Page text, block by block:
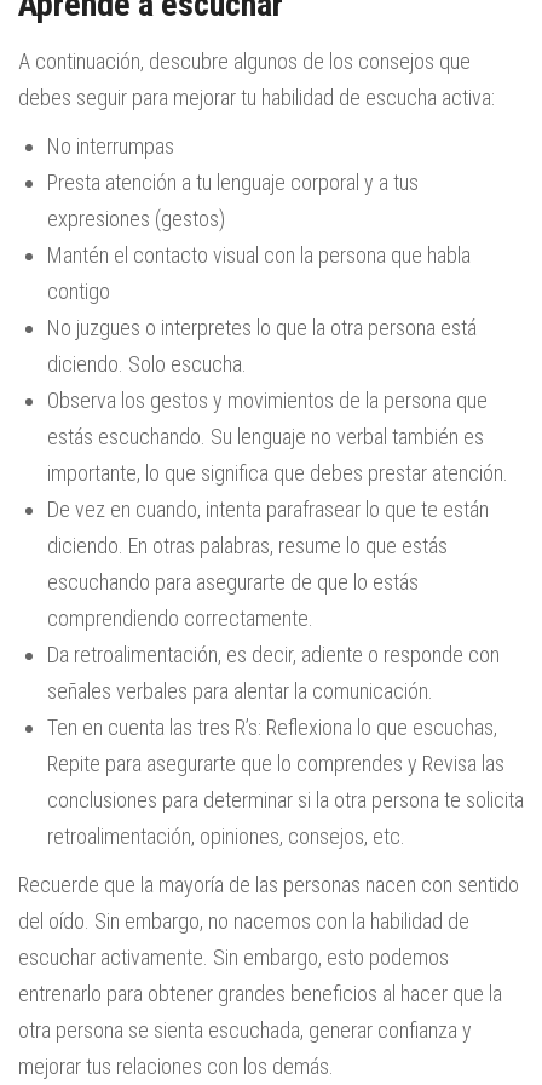
A continuación, descubre algunos de los consejos que
debes seguir para mejorar tu habilidad de escucha activa:
No interrumpas
Presta atención a tu lenguaje corporal y a tus
expresiones (gestos)
Mantén el contacto visual con la persona que habla
contigo
No juzgues o interpretes lo que la otra persona está
diciendo. Solo escucha.
Observa los gestos y movimientos de la persona que
estás escuchando. Su lenguaje no verbal también es
importante, lo que significa que debes prestar atención.
De vez en cuando, intenta parafrasear lo que te están
diciendo. En otras palabras, resume lo que estás
escuchando para asegurarte de que lo estás
comprendiendo correctamente.
Da retroalimentación, es decir, adiente o responde con
señales verbales para alentar la comunicación.
Ten en cuenta las tres R’s: Reflexiona lo que escuchas,
Repite para asegurarte que lo comprendes y Revisa las
conclusiones para determinar si la otra persona te solicita
retroalimentación, opiniones, consejos, etc.
Recuerde que la mayoría de las personas nacen con sentido
del oído. Sin embargo, no nacemos con la habilidad de
escuchar activamente. Sin embargo, esto podemos
entrenarlo para obtener grandes beneficios al hacer que la
otra persona se sienta escuchada, generar confianza y
mejorar tus relaciones con los demás.